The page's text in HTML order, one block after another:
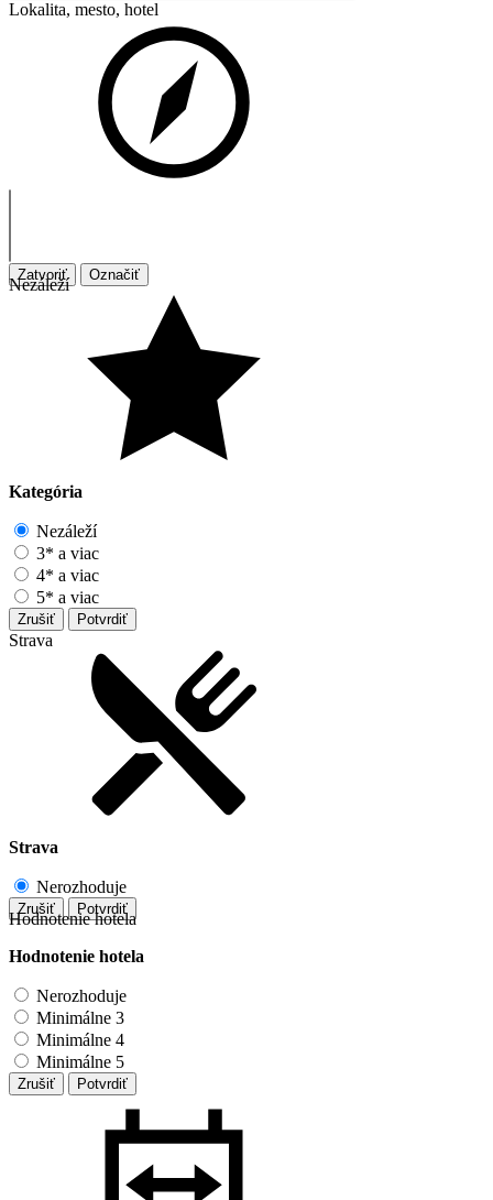
Lokalita, mesto, hotel
Zatvoriť Označiť
Nezáleží
Kategória
Nezáleží
3* a viac
4* a viac
5* a viac
Zrušiť Potvrdiť
Strava
Strava
Nerozhoduje
Zrušiť Potvrdiť
Hodnotenie hotela
Hodnotenie hotela
Nerozhoduje
Minimálne 3
Minimálne 4
Minimálne 5
Zrušiť Potvrdiť